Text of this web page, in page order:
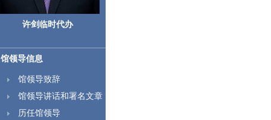
许剑临时代办
馆领导信息
馆领导致辞
馆领导讲话和署名文章
历任馆领导